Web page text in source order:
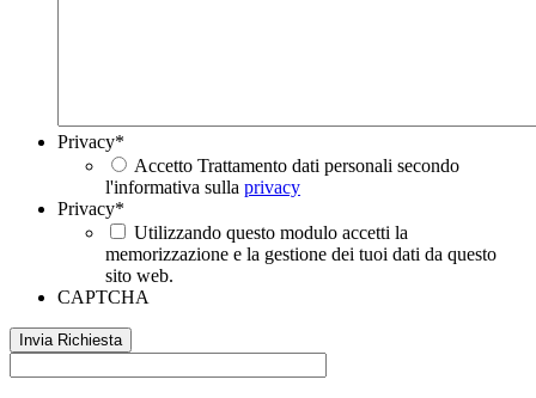
Privacy*
Accetto Trattamento dati personali secondo
l'informativa sulla privacy
Privacy*
Utilizzando questo modulo accetti la
memorizzazione e la gestione dei tuoi dati da questo
sito web.
CAPTCHA